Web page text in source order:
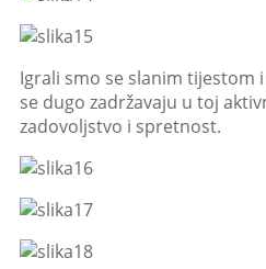
Igrali smo se slanim tijestom
se dugo zadržavaju u toj
zadovoljstvo i spretnost.